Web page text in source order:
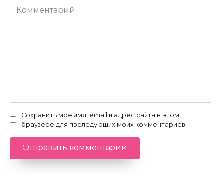
Комментарий
Сохранить моё имя, email и адрес сайта в этом
браузере для последующих моих комментариев.